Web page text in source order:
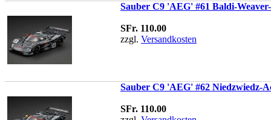
Sauber C9 'AEG' #61 Baldi-
SFr. 110.00
zzgl. Versandkosten
Sauber C9 'AEG' #62 Niedzwiedz-
SFr. 110.00